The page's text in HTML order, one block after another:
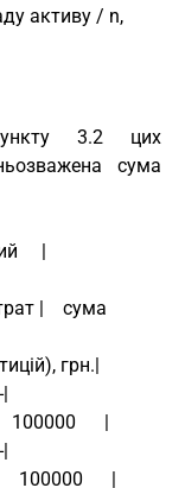
активу / n,
3.2 цих
сума
|
|    сума
грн.|
|
100000      |
|
100000      |